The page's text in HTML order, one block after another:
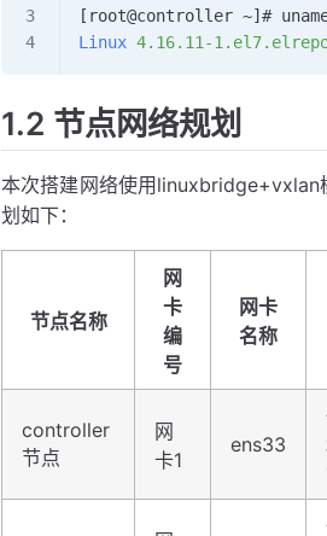
[root@controller ~]#
Linux 4.16.11-
1.2 节点网络规划
本次搭建网络使用linuxbridge+vxlan
划如下：
节点名称
网
卡
编
号
网卡
名称
controller
节点
网
卡1
ens33